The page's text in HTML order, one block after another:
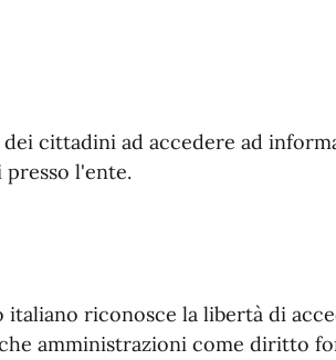
cittadini ad accedere ad
l'ente.
italiano riconosce la libertà di
amministrazioni come diritto